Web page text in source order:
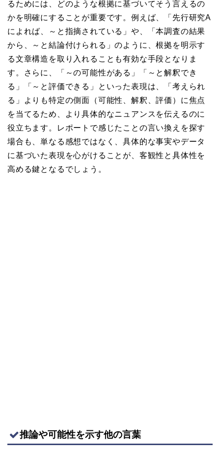
るためには、どのような根拠に基づいてそう言えるの
かを明確にすることが重要です。例えば、「先行研究A
によれば、～と指摘されている」や、「本調査の結果
から、～と結論付けられる」のように、根拠を明示す
る文章構造を取り入れることも有効な手段となりま
す。さらに、「～の可能性がある」「～と解釈でき
る」「～と評価できる」といった表現は、「考えられ
る」よりも特定の側面（可能性、解釈、評価）に焦点
を当てるため、より具体的なニュアンスを伝えるのに
役立ちます。レポートで感じたことの言い換えを探す
場合も、単なる感想ではなく、具体的な事実やデータ
に基づいた表現を心がけることが、客観性と具体性を
高める鍵となるでしょう。
推論や可能性を示す他の言葉